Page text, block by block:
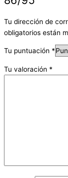
Tu dirección de
obligatorios están
Tu puntuación *
Tu valoración *